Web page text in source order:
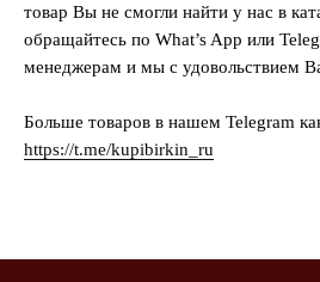
товар Вы не смогли найти у нас в
обращайтесь по What’s App или
менеджерам и мы с удовольствием
Больше товаров в нашем Telegram
https://t.me/kupibirkin_ru